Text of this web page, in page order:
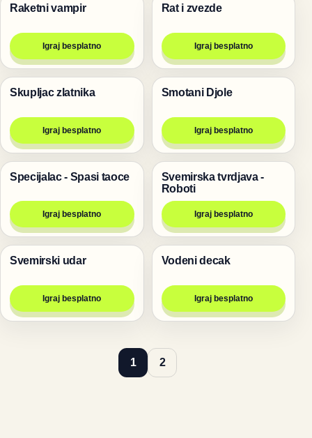
Pucanje
Raketni vampir
Igraj besplatno
Pucanje
Rat i zvezde
Igraj besplatno
Igre
Skupljac zlatnika
Igraj besplatno
Igre
Smotani Djole
Igraj besplatno
Pucanje
Specijalac - Spasi taoce
Igraj besplatno
Pucanje
Svemirska tvrdjava -
Roboti
Igraj besplatno
Pucanje
Svemirski udar
Igraj besplatno
Igre
Vodeni decak
Igraj besplatno
1 2